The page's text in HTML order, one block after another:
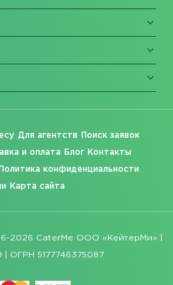
Для агентств Поиск заявок
и оплата Блог Контакты
Политика конфиденциальности
Карта сайта
2026 CaterMe ООО «КейтерМи» |
| ОГРН 5177746375087